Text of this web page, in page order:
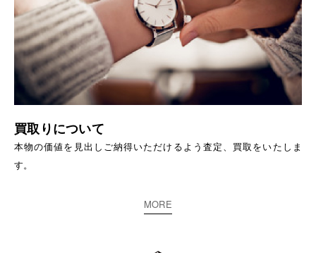
買取りについて
本物の価値を見出しご納得いただけるよう査定、買取をいたしま
す。
MORE